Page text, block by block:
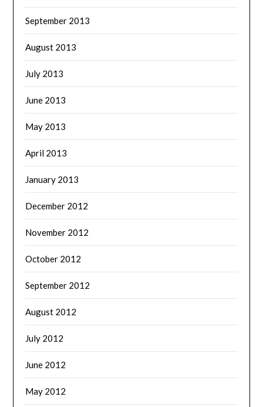
September 2013
August 2013
July 2013
June 2013
May 2013
April 2013
January 2013
December 2012
November 2012
October 2012
September 2012
August 2012
July 2012
June 2012
May 2012